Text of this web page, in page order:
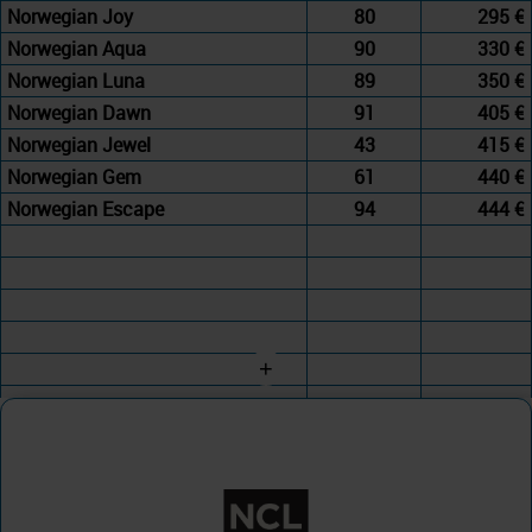
Norwegian Joy
80
295 €
Norwegian Aqua
90
330 €
Norwegian Luna
89
350 €
Norwegian Dawn
91
405 €
Norwegian Jewel
43
415 €
Norwegian Gem
61
440 €
Norwegian Escape
94 444 €
+